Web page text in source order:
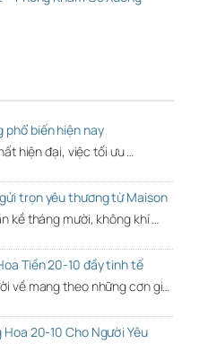
phổ biến hiện nay
hiện đại, việc tối ưu …
trọn yêu thương từ Maison
kề tháng mười, không khí …
Tiền 20-10 đầy tinh tế
về mang theo những cơn gi…
20-10 Cho Người Yêu